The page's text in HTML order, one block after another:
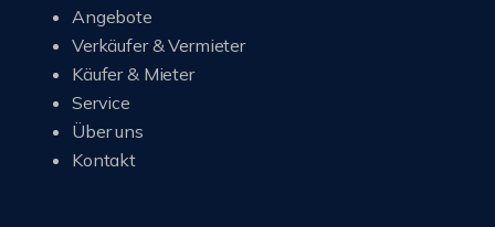
Angebote
Verkäufer & Vermieter
Käufer & Mieter
Service
Über uns
Kontakt